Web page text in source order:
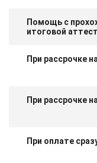
Помощь с
итоговой
При рассрочке
При рассрочке
При оплате
Мессенджеры
Vkontakte